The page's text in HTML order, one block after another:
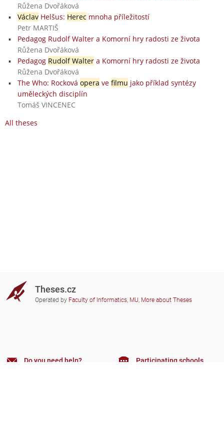
Růžena Dvořáková
VáclavHelšus: Herec mnoha příležitostí
Petr MARTIŠ
Pedagog Rudolf Walter a Komorní hry radosti ze života
Růžena Dvořáková
Pedagog Rudolf Waltera Komorní hry radosti ze života
Růžena Dvořáková
The Who: Rocková opera ve filmu jako příklad syntézy
uměleckých disciplín
Tomáš VINCENEC
All theses
Theses.cz
Operated by Faculty of Informatics, MU, More about Theses
Do you need help? Participating schools